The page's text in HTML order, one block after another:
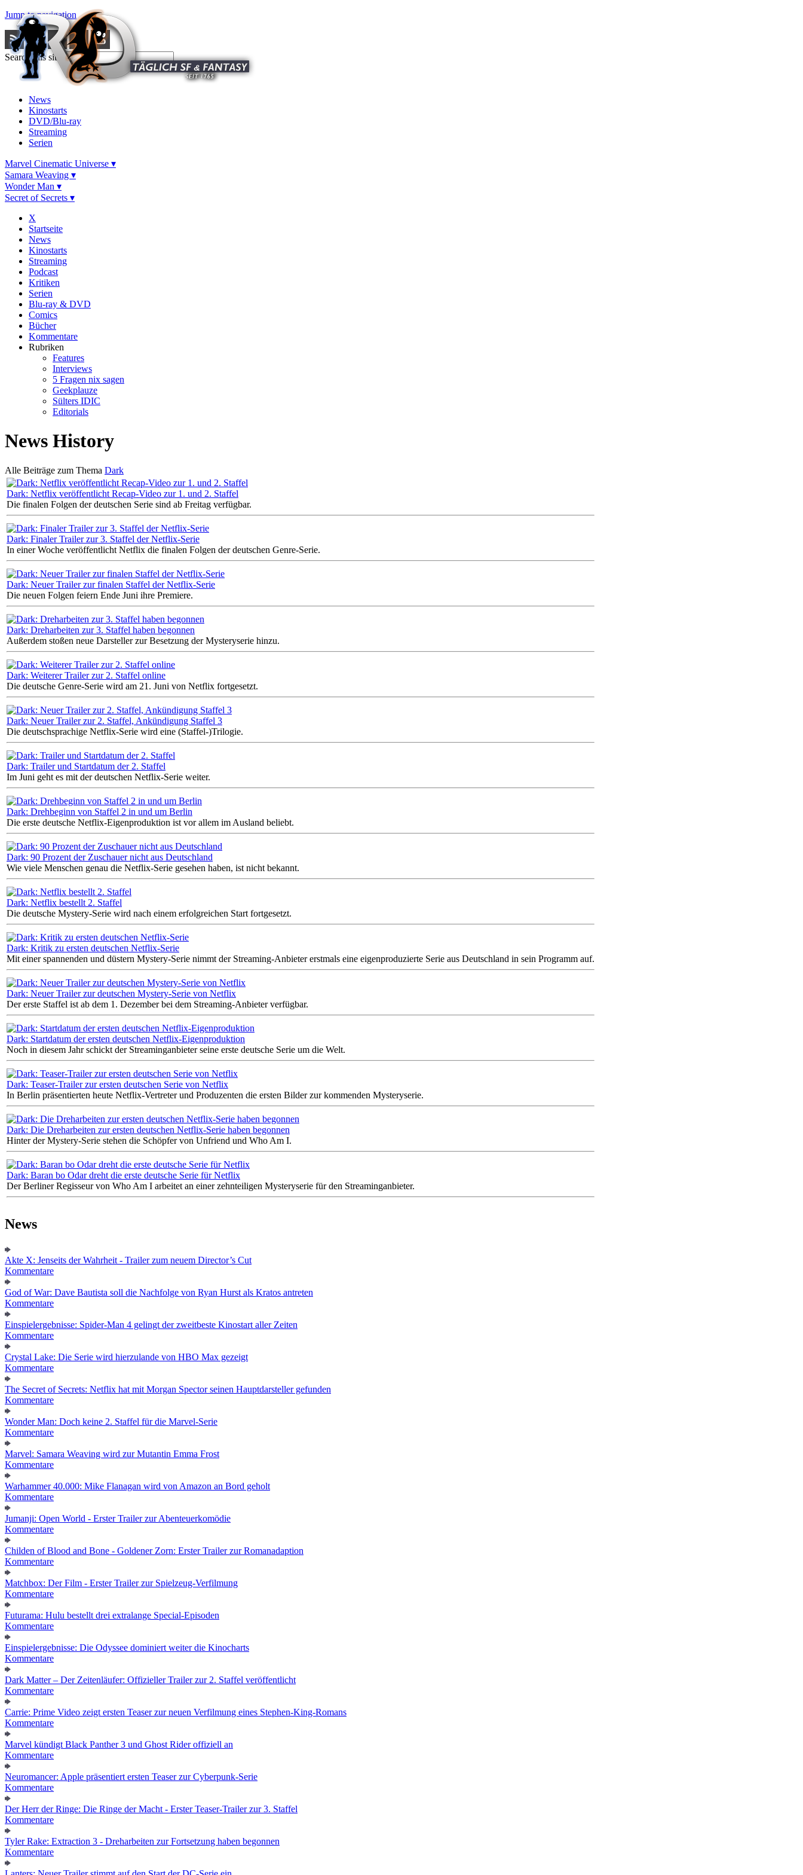
Jump to navigation
Search this site
News
Kinostarts
DVD/Blu-ray
Streaming
Serien
Marvel Cinematic Universe ▾
Samara Weaving ▾
Wonder Man ▾
Secret of Secrets ▾
X
Startseite
News
Kinostarts
Streaming
Podcast
Kritiken
Serien
Blu-ray & DVD
Comics
Bücher
Kommentare
Rubriken
Features
Interviews
5 Fragen nix sagen
Geekplauze
Sülters IDIC
Editorials
News History
Alle Beiträge zum Thema Dark
Dark: Netflix veröffentlicht Recap-Video zur 1. und 2. Staffel
Die finalen Folgen der deutschen Serie sind ab Freitag verfügbar.
Dark: Finaler Trailer zur 3. Staffel der Netflix-Serie
In einer Woche veröffentlicht Netflix die finalen Folgen der deutschen Genre-Serie.
Dark: Neuer Trailer zur finalen Staffel der Netflix-Serie
Die neuen Folgen feiern Ende Juni ihre Premiere.
Dark: Dreharbeiten zur 3. Staffel haben begonnen
Außerdem stoßen neue Darsteller zur Besetzung der Mysteryserie hinzu.
Dark: Weiterer Trailer zur 2. Staffel online
Die deutsche Genre-Serie wird am 21. Juni von Netflix fortgesetzt.
Dark: Neuer Trailer zur 2. Staffel, Ankündigung Staffel 3
Die deutschsprachige Netflix-Serie wird eine (Staffel-)Trilogie.
Dark: Trailer und Startdatum der 2. Staffel
Im Juni geht es mit der deutschen Netflix-Serie weiter.
Dark: Drehbeginn von Staffel 2 in und um Berlin
Die erste deutsche Netflix-Eigenproduktion ist vor allem im Ausland beliebt.
Dark: 90 Prozent der Zuschauer nicht aus Deutschland
Wie viele Menschen genau die Netflix-Serie gesehen haben, ist nicht bekannt.
Dark: Netflix bestellt 2. Staffel
Die deutsche Mystery-Serie wird nach einem erfolgreichen Start fortgesetzt.
Dark: Kritik zu ersten deutschen Netflix-Serie
Mit einer spannenden und düstern Mystery-Serie nimmt der Streaming-Anbieter erstmals eine eigenproduzierte Serie aus Deutschland in sein Programm auf.
Dark: Neuer Trailer zur deutschen Mystery-Serie von Netflix
Der erste Staffel ist ab dem 1. Dezember bei dem Streaming-Anbieter verfügbar.
Dark: Startdatum der ersten deutschen Netflix-Eigenproduktion
Noch in diesem Jahr schickt der Streaminganbieter seine erste deutsche Serie um die Welt.
Dark: Teaser-Trailer zur ersten deutschen Serie von Netflix
In Berlin präsentierten heute Netflix-Vertreter und Produzenten die ersten Bilder zur kommenden Mysteryserie.
Dark: Die Dreharbeiten zur ersten deutschen Netflix-Serie haben begonnen
Hinter der Mystery-Serie stehen die Schöpfer von Unfriend und Who Am I.
Dark: Baran bo Odar dreht die erste deutsche Serie für Netflix
Der Berliner Regisseur von Who Am I arbeitet an einer zehnteiligen Mysteryserie für den Streaminganbieter.
News
Akte X: Jenseits der Wahrheit - Trailer zum neuem Director’s Cut
Kommentare
God of War: Dave Bautista soll die Nachfolge von Ryan Hurst als Kratos antreten
Kommentare
Einspielergebnisse: Spider-Man 4 gelingt der zweitbeste Kinostart aller Zeiten
Kommentare
Crystal Lake: Die Serie wird hierzulande von HBO Max gezeigt
Kommentare
The Secret of Secrets: Netflix hat mit Morgan Spector seinen Hauptdarsteller gefunden
Kommentare
Wonder Man: Doch keine 2. Staffel für die Marvel-Serie
Kommentare
Marvel: Samara Weaving wird zur Mutantin Emma Frost
Kommentare
Warhammer 40.000: Mike Flanagan wird von Amazon an Bord geholt
Kommentare
Jumanji: Open World - Erster Trailer zur Abenteuerkomödie
Kommentare
Childen of Blood and Bone - Goldener Zorn: Erster Trailer zur Romanadaption
Kommentare
Matchbox: Der Film - Erster Trailer zur Spielzeug-Verfilmung
Kommentare
Futurama: Hulu bestellt drei extralange Special-Episoden
Kommentare
Einspielergebnisse: Die Odyssee dominiert weiter die Kinocharts
Kommentare
Dark Matter – Der Zeitenläufer: Offizieller Trailer zur 2. Staffel veröffentlicht
Kommentare
Carrie: Prime Video zeigt ersten Teaser zur neuen Verfilmung eines Stephen-King-Romans
Kommentare
Marvel kündigt Black Panther 3 und Ghost Rider offiziell an
Kommentare
Neuromancer: Apple präsentiert ersten Teaser zur Cyberpunk-Serie
Kommentare
Der Herr der Ringe: Die Ringe der Macht - Erster Teaser-Trailer zur 3. Staffel
Kommentare
Tyler Rake: Extraction 3 - Dreharbeiten zur Fortsetzung haben begonnen
Kommentare